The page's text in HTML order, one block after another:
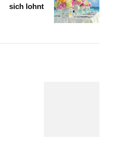
sich lohnt